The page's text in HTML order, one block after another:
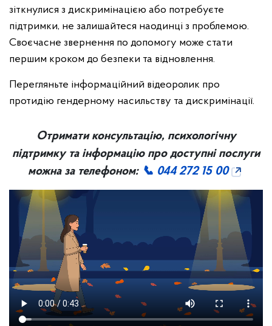
зіткнулися з дискримінацією або потребуєте
підтримки, не залишайтеся наодинці з проблемою.
Своєчасне звернення по допомогу може стати
першим кроком до безпеки та відновлення.
Перегляньте інформаційний відеоролик про
протидію гендерному насильству та дискримінації.
Отримати консультацію, психологічну
підтримку та інформацію про доступні послуги
можна за телефоном: 📞 044 272 15 00